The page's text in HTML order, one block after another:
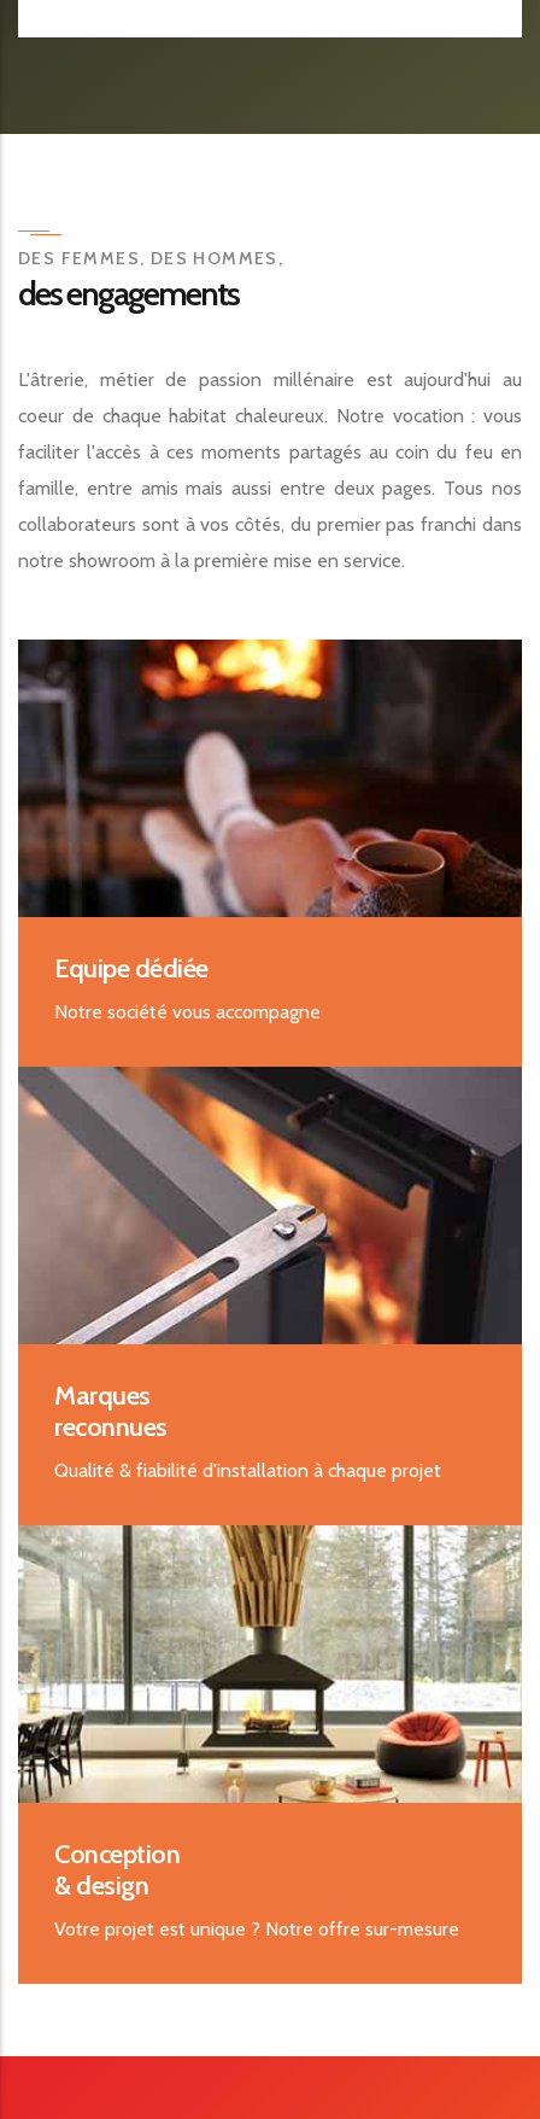
DES FEMMES, DES HOMMES,
des engagements
L'âtrerie, métier de passion millénaire est aujourd'hui au
coeur de chaque habitat chaleureux. Notre vocation : vous
faciliter l'accès à ces moments partagés au coin du feu en
famille, entre amis mais aussi entre deux pages. Tous nos
collaborateurs sont à vos côtés, du premier pas franchi dans
notre showroom à la première mise en service.
Equipe dédiée
Notre société vous accompagne
Marques
reconnues
Qualité & fiabilité d'installation à chaque projet
Conception
& design
Votre projet est unique ? Notre offre sur-mesure